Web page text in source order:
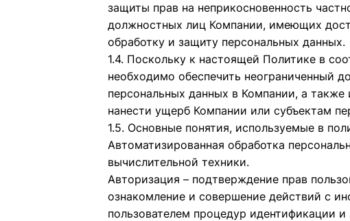
защиты прав на неприкосновенность
должностных лиц Компании, имеющих
обработку и защиту персональных данных.
1.4. Поскольку к настоящей Политике в
необходимо обеспечить неограниченный
персональных данных в Компании, а
нанести ущерб Компании или субъектам
1.5. Основные понятия, используемые в
Автоматизированная обработка
вычислительной техники.
Авторизация – подтверждение прав
ознакомление и совершение действий с
пользователем процедур идентификации и